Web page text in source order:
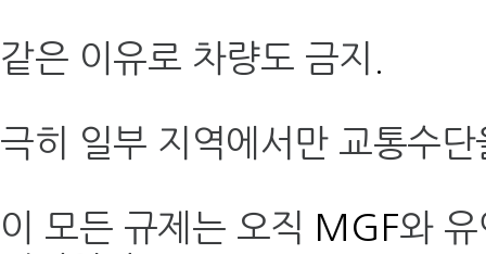
같은 이유로 차량도 금지
극히 일부 지역에서만 교통수
이 모든 규제는 오직 MGF와